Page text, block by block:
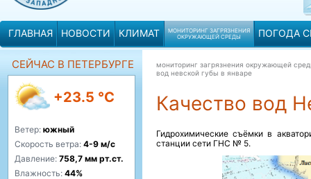
ГЛАВНАЯ НОВОСТИ КЛИМАТ
МОНИТОРИНГ ЗАГРЯЗНЕНИЯ
ОКРУЖАЮЩЕЙ СРЕДЫ
ПОГОДА
СЕЙЧАС В ПЕТЕРБУРГЕ
+23.5 °C
Ветер: южный
Скорость ветра: 4-9 м/с
Давление: 758,7 мм рт.ст.
Влажность: 44%
мониторинг загрязнения окружающей
вод невской губы в январе
Качество вод
Гидрохимические съёмки в
станции сети ГНС № 5.